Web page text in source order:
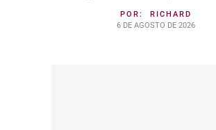
POR: RICHARD
6 DE AGOSTO DE 2026